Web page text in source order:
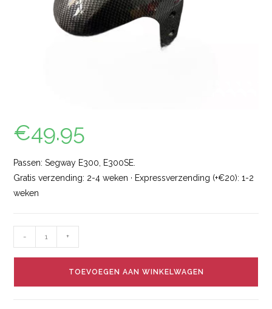
€49.95
Passen: Segway E300, E300SE.
Gratis verzending: 2-4 weken · Expressverzending (+€20): 1-2
weken
- +
TOEVOEGEN AAN WINKELWAGEN